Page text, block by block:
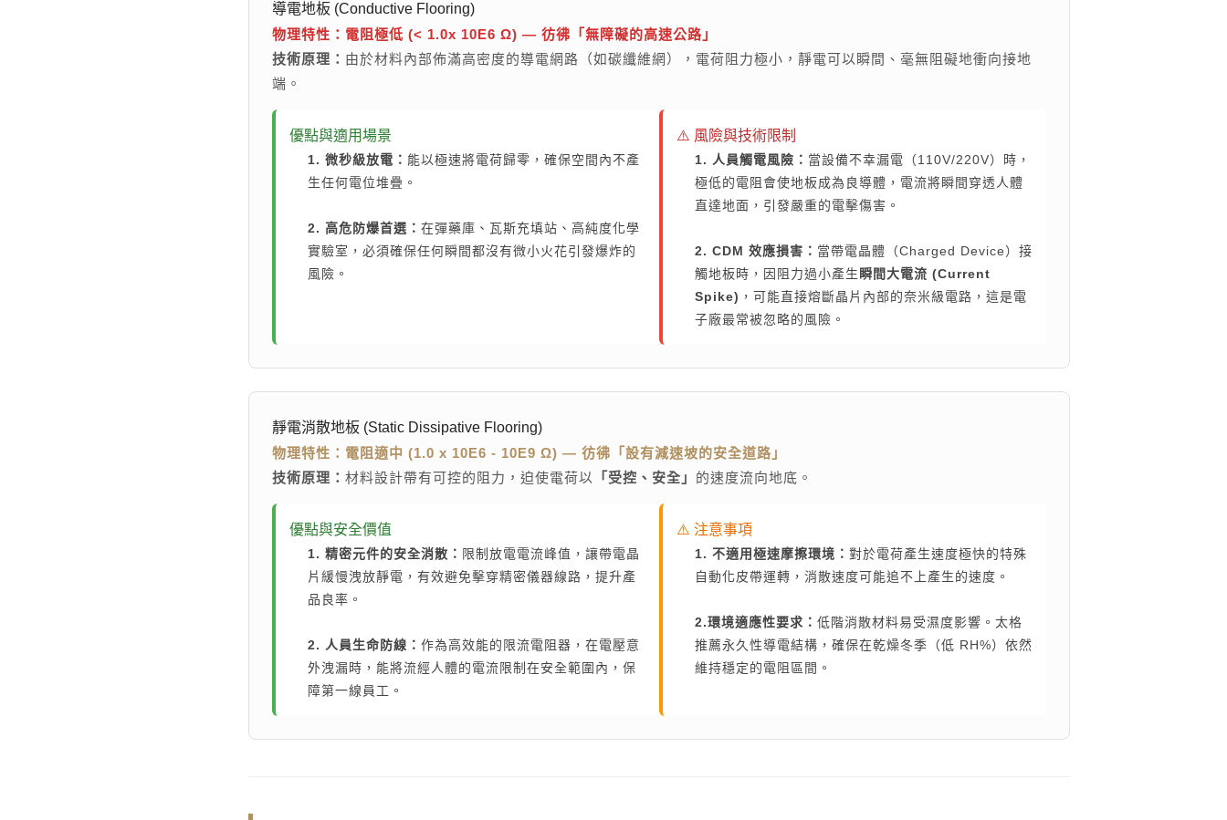
搜尋
太格AI報你知 隔音建材 ESG 碳足跡計算器 太格奧運五環 台灣綠建材
導電地板 (Conductive Flooring)
物理特性：電阻極低 (< 1.0x 10E6 Ω) — 彷彿「無障礙的高速公路」
技術原理： 由於材料內部佈滿高密度的導電網路（如碳纖維網），電荷阻力極小，靜電可以瞬間、毫無阻礙地衝向接地
端。
優點與適用場景
1. 微秒級放電： 能以極速將電荷歸零，確保空間內不產
生任何電位堆疊。
2. 高危防爆首選： 在彈藥庫、瓦斯充填站、高純度化學
實驗室，必須確保任何瞬間都沒有微小火花引發爆炸的
風險。
⚠️ 風險與技術限制
1. 人員觸電風險： 當設備不幸漏電（110V/220V）時，
極低的電阻會使地板成為良導體，電流將瞬間穿透人體
直達地面，引發嚴重的電擊傷害。
2. CDM 效應損害： 當帶電晶體（Charged Device）接
觸地板時，因阻力過小產生 瞬間大電流 (Current
Spike) ，可能直接熔斷晶片內部的奈米級電路，這是電
子廠最常被忽略的風險。
靜電消散地板 (Static Dissipative Flooring)
物理特性：電阻適中 (1.0 x 10E6 - 10E9 Ω) — 彷彿「設有減速坡的安全道路」
技術原理： 材料設計帶有可控的阻力，迫使電荷以 「受控、安全」 的速度流向地底。
優點與安全價值
1. 精密元件的安全消散： 限制放電電流峰值，讓帶電晶
片緩慢洩放靜電，有效避免擊穿精密儀器線路，提升產
品良率。
2. 人員生命防線： 作為高效能的限流電阻器，在電壓意
外洩漏時，能將流經人體的電流限制在安全範圍內，保
障第一線員工。
⚠️ 注意事項
1. 不適用極速摩擦環境： 對於電荷產生速度極快的特殊
自動化皮帶運轉，消散速度可能追不上產生的速度。
2.環境適應性要求： 低階消散材料易受濕度影響。太格
推薦永久性導電結構，確保在乾燥冬季（低 RH%）依然
維持穩定的電阻區間。